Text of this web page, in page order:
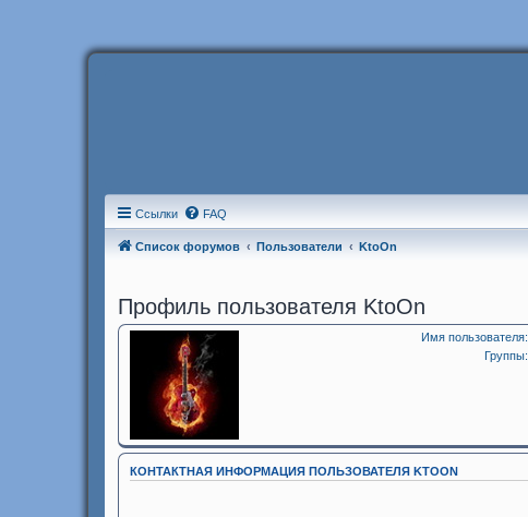
Ссылки FAQ
Список форумов Пользователи KtoOn
Профиль пользователя KtoOn
Имя пользователя:
Группы:
КОНТАКТНАЯ ИНФОРМАЦИЯ ПОЛЬЗОВАТЕЛЯ KTOON